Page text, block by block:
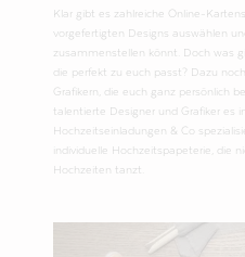
Klar gibt es zahlreiche Online-
vorgefertigten Designs auswählen
zusammenstellen könnt. Doch was
die perfekt zu euch passt? Dazu
Grafikern, die euch ganz persönlich
talentierte Designer und Grafiker es
Hochzeitseinladungen & Co
individuelle Hochzeitspapeterie, die
Hochzeiten tanzt.